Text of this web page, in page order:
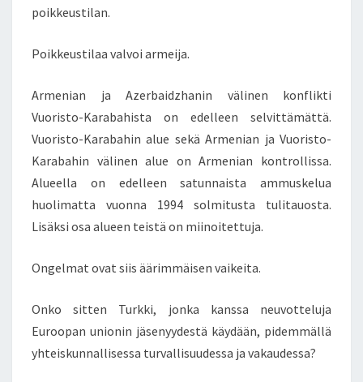
A
A
A
T
A
A
N
poikkeustilan.
Poikkeustilaa valvoi armeija.
Armenian ja Azerbaidzhanin välinen konflikti
Vuoristo-Karabahista on edelleen selvittämättä.
Vuoristo-Karabahin alue sekä Armenian ja Vuoristo-
Karabahin välinen alue on Armenian kontrollissa.
Alueella on edelleen satunnaista ammuskelua
huolimatta vuonna 1994 solmitusta tulitauosta.
Lisäksi osa alueen teistä on miinoitettuja.
Ongelmat ovat siis äärimmäisen vaikeita.
Onko sitten Turkki, jonka kanssa neuvotteluja
Euroopan unionin jäsenyydestä käydään, pidemmällä
yhteiskunnallisessa turvallisuudessa ja vakaudessa?